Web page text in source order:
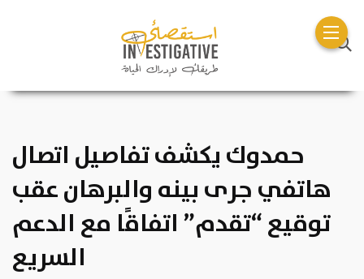
حمدوك يكشف تفاصيل اتصال
هاتفي جرى بينه والبرهان عقب
توقيع “تقدم” اتفاقًا مع الدعم
السريع